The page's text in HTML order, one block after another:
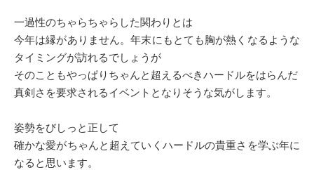
一過性のちゃらちゃらした関わりとは
今年は縁がありません。年末にもとても胸が熱くなるような
タイミングが訪れるでしょうが
そのこともやっぱりちゃんと超えるべきハードルをはらんだ
真剣さを要求されるイベントとなりそうな気がします。
姿勢をびしっと正して
確かな愛がちゃんと超えていくハードルの貴重さを学ぶ年に
なると思います。